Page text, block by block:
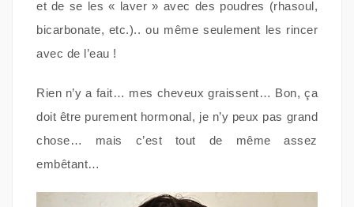
et de se les « laver » avec des poudres (rhasoul,
bicarbonate, etc.).. ou même seulement les rincer
avec de l’eau !
Rien n’y a fait… mes cheveux graissent… Bon, ça
doit être purement hormonal, je n’y peux pas grand
chose… mais c’est tout de même assez
embêtant…